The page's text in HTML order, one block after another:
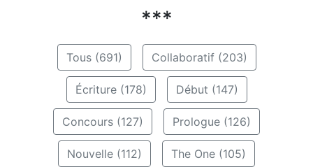
***
Tous (691) Collaboratif (203)
Écriture (178) Début (147)
Concours (127) Prologue (126)
Nouvelle (112) The One (105)